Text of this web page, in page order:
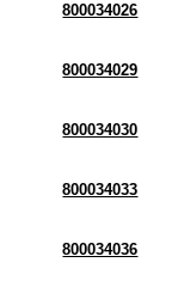
800034026
800034029
800034030
800034033
800034036